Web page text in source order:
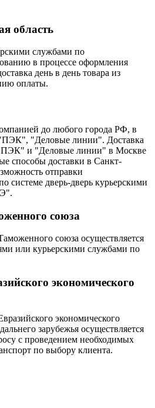
область
службами по
в процессе оформления
день в день товара из
оплаты.
до любого города РФ, в
"Деловые линии". Доставка
и "Деловые линии" в Москве
способы доставки в Санкт-
отправки
системе дверь-дверь курьерскими
союза
союза осуществляется
или курьерскими службами по
экономического
экономического
зарубежья осуществляется
с проведением необходимых
по выбору клиента.